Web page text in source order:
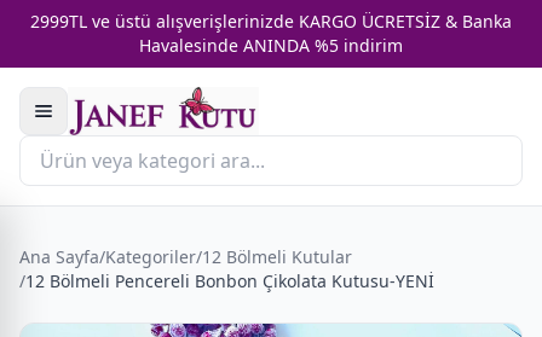
2999TL ve üstü alışverişlerinizde KARGO ÜCRETSİZ & Banka
Havalesinde ANINDA %5 indirim
Ana Sayfa/Kategoriler/12 Bölmeli Kutular
/12 Bölmeli Pencereli Bonbon Çikolata Kutusu-YENİ